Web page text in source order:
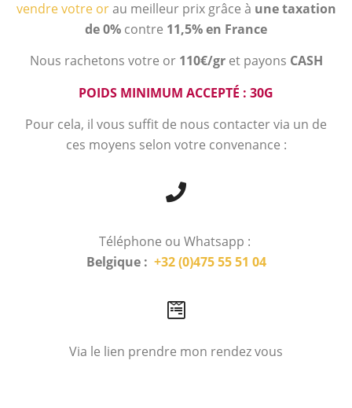
vendre votre orau meilleur prix grâce à une taxation
de 0% contre 11,5% en France
Nous rachetons votre or 110€/gr et payons CASH
POIDS MINIMUM ACCEPTÉ : 30G
Pour cela, il vous suffit de nous contacter via un de
ces moyens selon votre convenance :
Téléphone ou Whatsapp :
Belgique : +32 (0)475 55 51 04
Via le lien prendre mon rendez vous